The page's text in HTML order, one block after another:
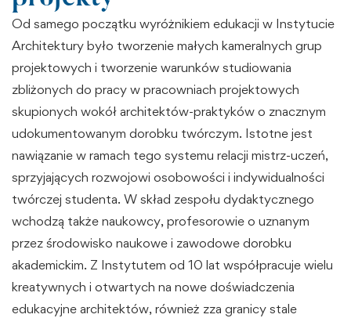
Od samego początku wyróżnikiem edukacji w Instytucie
Architektury było tworzenie małych kameralnych grup
projektowych i tworzenie warunków studiowania
zbliżonych do pracy w pracowniach projektowych
skupionych wokół architektów-praktyków o znacznym
udokumentowanym dorobku twórczym. Istotne jest
nawiązanie w ramach tego systemu relacji mistrz-uczeń,
sprzyjających rozwojowi osobowości i indywidualności
twórczej studenta. W skład zespołu dydaktycznego
wchodzą także naukowcy, profesorowie o uznanym
przez środowisko naukowe i zawodowe dorobku
akademickim. Z Instytutem od 10 lat współpracuje wielu
kreatywnych i otwartych na nowe doświadczenia
edukacyjne architektów, również zza granicy stale